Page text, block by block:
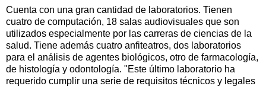
Cuenta con una gran cantidad de laboratorios. Tienen
cuatro de computación, 18 salas audiovisuales que son
utilizados especialmente por las carreras de ciencias de la
salud. Tiene además cuatro anfiteatros, dos laboratorios
para el análisis de agentes biológicos, otro de farmacología,
de histología y odontología. "Este último laboratorio ha
requerido cumplir una serie de requisitos técnicos y legales